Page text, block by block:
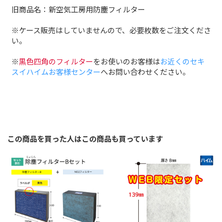
旧商品名：新空気工房用防塵フィルター
※ケース販売はしていませんので、必要枚数をご注文くださ
い。
※黒色四角のフィルターをお使いのお客様はお近くのセキ
スイハイムお客様センターへお問い合わせください。
この商品を買った人はこの商品も買っています